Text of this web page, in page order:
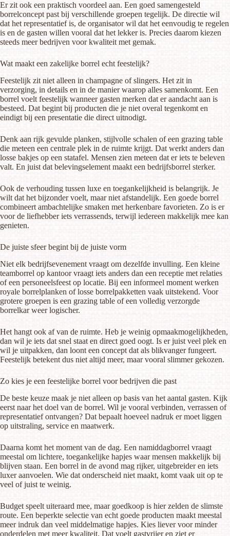
Er zit ook een praktisch voordeel aan. Een goed samengesteld
borrelconcept past bij verschillende groepen tegelijk. De directie wil
dat het representatief is, de organisator wil dat het eenvoudig te regelen
is en de gasten willen vooral dat het lekker is. Precies daarom kiezen
steeds meer bedrijven voor kwaliteit met gemak.
Wat maakt een zakelijke borrel echt feestelijk?
Feestelijk zit niet alleen in champagne of slingers. Het zit in
verzorging, in details en in de manier waarop alles samenkomt. Een
borrel voelt feestelijk wanneer gasten merken dat er aandacht aan is
besteed. Dat begint bij producten die je niet overal tegenkomt en
eindigt bij een presentatie die direct uitnodigt.
Denk aan rijk gevulde planken, stijlvolle schalen of een grazing table
die meteen een centrale plek in de ruimte krijgt. Dat werkt anders dan
losse bakjes op een statafel. Mensen zien meteen dat er iets te beleven
valt. En juist dat belevingselement maakt een bedrijfsborrel sterker.
Ook de verhouding tussen luxe en toegankelijkheid is belangrijk. Je
wilt dat het bijzonder voelt, maar niet afstandelijk. Een goede borrel
combineert ambachtelijke smaken met herkenbare favorieten. Zo is er
voor de liefhebber iets verrassends, terwijl iedereen makkelijk mee kan
genieten.
De juiste sfeer begint bij de juiste vorm
Niet elk bedrijfsevenement vraagt om dezelfde invulling. Een kleine
teamborrel op kantoor vraagt iets anders dan een receptie met relaties
of een personeelsfeest op locatie. Bij een informeel moment werken
royale borrelplanken of losse borrelpakketten vaak uitstekend. Voor
grotere groepen is een grazing table of een volledig verzorgde
borrelkar weer logischer.
Het hangt ook af van de ruimte. Heb je weinig opmaakmogelijkheden,
dan wil je iets dat snel staat en direct goed oogt. Is er juist veel plek en
wil je uitpakken, dan loont een concept dat als blikvanger fungeert.
Feestelijk betekent dus niet altijd meer, maar vooral slimmer gekozen.
Zo kies je een feestelijke borrel voor bedrijven die past
De beste keuze maak je niet alleen op basis van het aantal gasten. Kijk
eerst naar het doel van de borrel. Wil je vooral verbinden, verrassen of
representatief ontvangen? Dat bepaalt hoeveel nadruk er moet liggen
op uitstraling, service en maatwerk.
Daarna komt het moment van de dag. Een namiddagborrel vraagt
meestal om lichtere, toegankelijke hapjes waar mensen makkelijk bij
blijven staan. Een borrel in de avond mag rijker, uitgebreider en iets
luxer aanvoelen. Wie dat onderscheid niet maakt, komt vaak uit op te
veel of juist te weinig.
Budget speelt uiteraard mee, maar goedkoop is hier zelden de slimste
route. Een beperkte selectie van echt goede producten maakt meestal
meer indruk dan veel middelmatige hapjes. Kies liever voor minder
onderdelen met meer kwaliteit. Dat voelt gastvrijer en ziet er